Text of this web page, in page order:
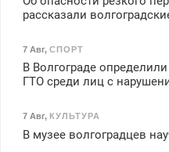
рассказали
7 Авг, СПОРТ
В Волгограде
ГТО среди лиц с
7 Авг, КУЛЬТУРА
В музее волгоградцев